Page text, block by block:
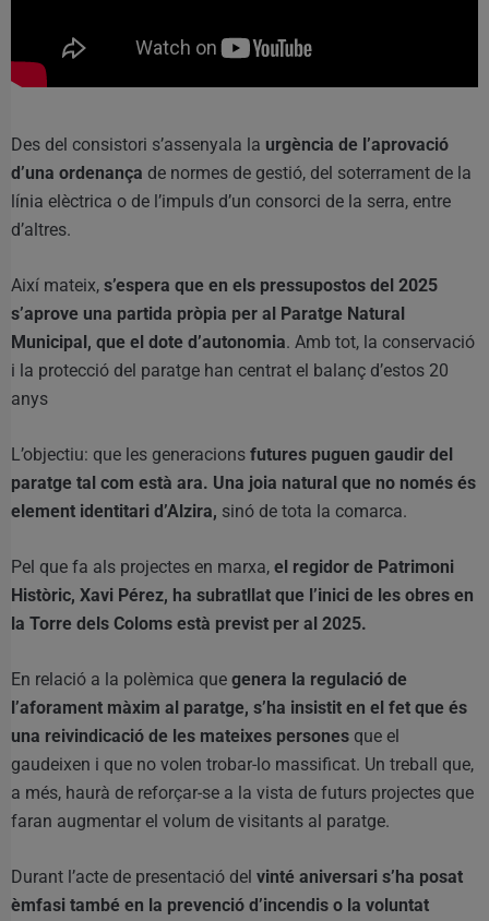
Des del consistori s’assenyala la urgència de l’aprovació
d’una ordenança de normes de gestió, del soterrament de la
línia elèctrica o de l’impuls d’un consorci de la serra, entre
d’altres.
Així mateix, s’espera que en els pressupostos del 2025
s’aprove una partida pròpia per al Paratge Natural
Municipal, que el dote d’autonomia. Amb tot, la conservació
i la protecció del paratge han centrat el balanç d’estos 20
anys
L’objectiu: que les generacions futures puguen gaudir del
paratge tal com està ara. Una joia natural que no només és
element identitari d’Alzira, sinó de tota la comarca.
Pel que fa als projectes en marxa, el regidor de Patrimoni
Històric, Xavi Pérez, ha subratllat que l’inici de les obres en
la Torre dels Coloms està previst per al 2025.
En relació a la polèmica que genera la regulació de
l’aforament màxim al paratge, s’ha insistit en el fet que és
una reivindicació de les mateixes persones que el
gaudeixen i que no volen trobar-lo massificat. Un treball que,
a més, haurà de reforçar-se a la vista de futurs projectes que
faran augmentar el volum de visitants al paratge.
Durant l’acte de presentació del vinté aniversari s’ha posat
èmfasi també en la prevenció d’incendis o la voluntat